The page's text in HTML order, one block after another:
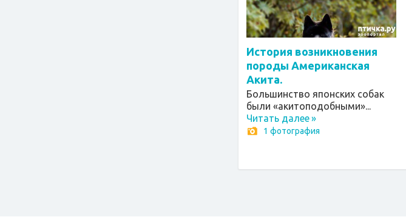
История возникновения
породы Американская
Акита.
Большинство японских собак
были «акитоподобными»...
Читать далее»
1 фотография